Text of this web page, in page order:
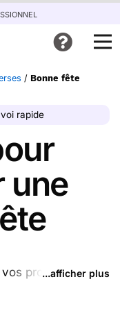
/ Bonne fête
rapide
une
proches des
...afficher plus